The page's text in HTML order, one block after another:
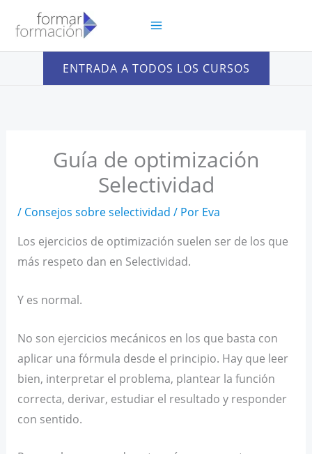
contenido
ENTRADA A TODOS LOS CURSOS
Guía de optimización
Selectividad
/ Consejos sobre selectividad / Por Eva
Los ejercicios de optimización suelen ser de los que
más respeto dan en Selectividad.
Y es normal.
No son ejercicios mecánicos en los que basta con
aplicar una fórmula desde el principio. Hay que leer
bien, interpretar el problema, plantear la función
correcta, derivar, estudiar el resultado y responder
con sentido.